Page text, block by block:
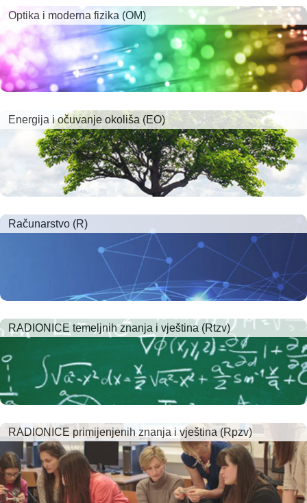
Optika i moderna fizika (OM)
Energija i očuvanje okoliša (EO)
Računarstvo (R)
RADIONICE temeljnih znanja i vještina (Rtzv)
RADIONICE primijenjenih znanja i vještina (Rpzv)